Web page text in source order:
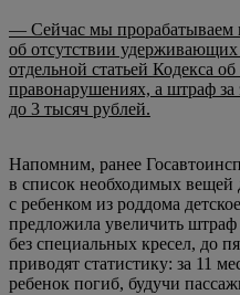
— Сейчас мы прорабатываем
об отсутствии удерживающих
отдельной статьей Кодекса
правонарушениях, а штраф
до 3 тысяч рублей.
Напомним, ранее
в список необходимых
с ребенком из роддома
предложила увеличить штраф
без специальных кресел, до
приводят статистику: за 11
ребенок погиб, будучи